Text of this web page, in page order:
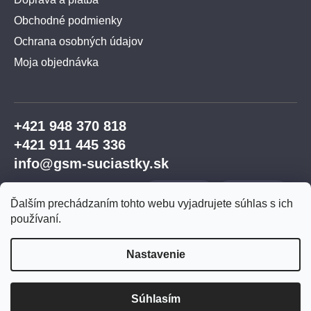
Ďalším prechádzaním tohto webu vyjadrujete súhlas s ich
používaní.
Nastavenie
Súhlasím
Obchodné podmienky
Ochrana osobných údajov
Moja objednávka
+421 948 370 818
+421 911 445 336
info@gsm-suciastky.sk
GSM súčiastky